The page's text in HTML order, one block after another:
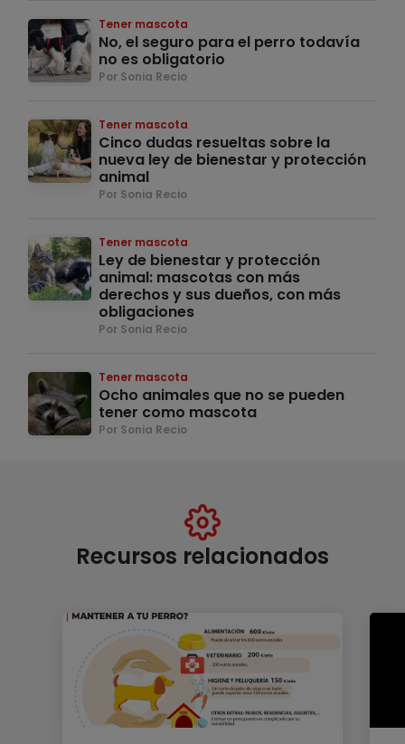
Tener mascota
No, el seguro para el perro todavía
no es obligatorio
Por Sonia Recio
Tener mascota
Cinco dudas resueltas sobre la
nueva ley de bienestar y protección
animal
Por Sonia Recio
Tener mascota
Ley de bienestar y protección
animal: mascotas con más
derechos y sus dueños, con más
obligaciones
Por Sonia Recio
Tener mascota
Ocho animales que no se pueden
tener como mascota
Por Sonia Recio
Recursos relacionados